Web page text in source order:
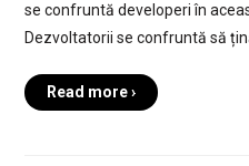
se confruntă developeri în
Dezvoltatorii se confruntă să
Read more ›